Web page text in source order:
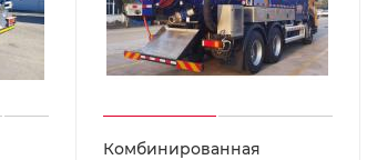
Комбинированная